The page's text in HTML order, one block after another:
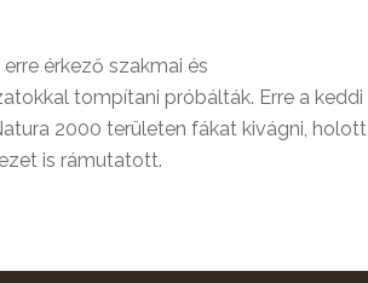
érkező szakmai és
tompítani próbálták. Erre a keddi
2000 területen fákat kivágni, holott
is rámutatott.